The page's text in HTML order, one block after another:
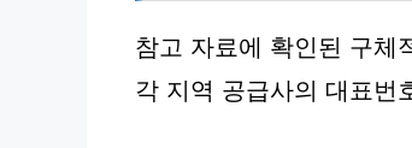
참고 자료에 확인된 구체
각 지역 공급사의 대표번